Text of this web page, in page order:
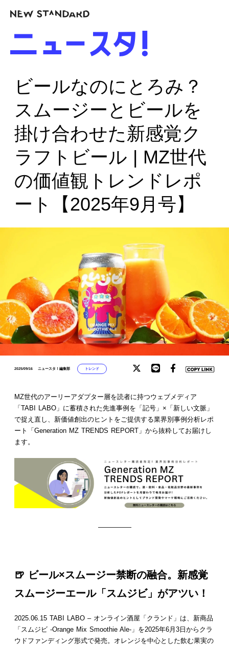
ビールなのにとろみ？
スムージーとビールを
掛け合わせた新感覚ク
ラフトビール | MZ世代
の価値観トレンドレポ
ート【2025年9月号】
2025/09/16 ニュースタ！編集部 トレンド
MZ世代のアーリーアダプター層を読者に持つウェブメディア
「TABI LABO」に蓄積された先進事例を「記号」×「新しい文脈」
で捉え直し、新価値創出のヒントをご提供する業界別事例分析レポ
ート「Generation MZ TRENDS REPORT」から抜粋してお届けし
ます。
—————
🍺 ビール×スムージー禁断の融合。新感覚
スムージーエール「スムジビ」がアツい！
2025.06.15 TABI LABO – オンライン酒屋「クランド」は、新商品
「スムジビ -Orange Mix Smoothie Ale-」を2025年6月3日からクラ
ウドファンディング形式で発売。オレンジを中心とした飲む果実の